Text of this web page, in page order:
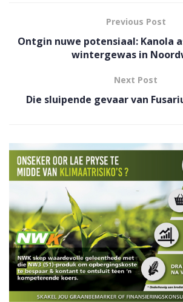
Previous Post
Ontgin nuwe potensiaal: Kanola
wintergewas in
Next Post
Die sluipende gevaar van